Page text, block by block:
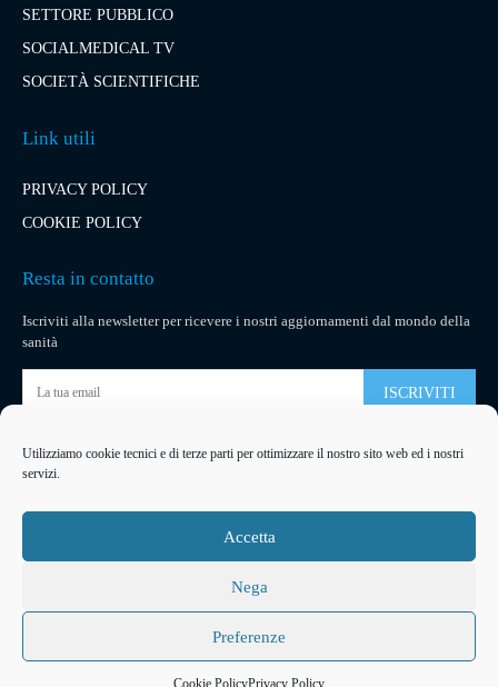
Utilizziamo cookie tecnici e di terze parti per ottimizzare il nostro sito web ed i nostri
servizi.
Accetta
Nega
Preferenze
Cookie PolicyPrivacy Policy
SETTORE PUBBLICO
SOCIALMEDICAL TV
SOCIETÀ SCIENTIFICHE
Link utili
PRIVACY POLICY
COOKIE POLICY
Resta in contatto
Iscriviti alla newsletter per ricevere i nostri aggiornamenti dal mondo della
sanità
ISCRIVITI
Pubblicità
La tua pubblicità
Developed byFerracreative